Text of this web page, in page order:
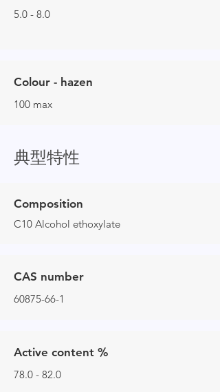
5.0 - 8.0
Colour - hazen
100 max
典型特性
Composition
C10 Alcohol ethoxylate
CAS number
60875-66-1
Active content %
78.0 - 82.0